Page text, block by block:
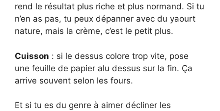
rend le résultat plus riche et plus normand. Si tu
n’en as pas, tu peux dépanner avec du yaourt
nature, mais la crème, c’est le petit plus.
Cuisson : si le dessus colore trop vite, pose
une feuille de papier alu dessus sur la fin. Ça
arrive souvent selon les fours.
Et si tu es du genre à aimer décliner les